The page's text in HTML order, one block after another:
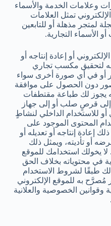
وعلامات الخدمة والأسماء
تمثل العلامات
لمتجر مذهلة أو للتابعين
الأسماء التجارية.
أو إعادة إنتاجه أو
لتحقيق مكسب تجاري
أو في أي صورة أخرى سواء
دون الحصول على موافقة
يجوز لك طباعة مقتطفات
إلى قرصٍ صلب أو إلى جهاز
للاستخدام الداخلي لنشاطٍ
المحتوى الموجود على
إعادة إنتاجه أو تعديله أو
أو تأديته، ويمثل ذلك
لا يخولك استخدامك للموقع
في محتوياته بخلاف الحق
لك طبقًا لشروط الاستخدام
مُصرَّح به للموقع الإلكتروني
وقوانين الخصوصية والعلانية